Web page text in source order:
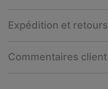
Expédition et retours
Commentaires client